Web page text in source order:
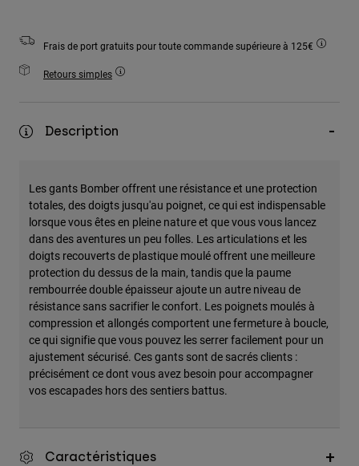
Tous les accessoires
Sacs et sacs à dos
Voir tout
Frais de port gratuits pour toute commande supérieure à 125€
Retours simples
Description
Les gants Bomber offrent une résistance et une protection
totales, des doigts jusqu'au poignet, ce qui est indispensable
lorsque vous êtes en pleine nature et que vous vous lancez
dans des aventures un peu folles. Les articulations et les
doigts recouverts de plastique moulé offrent une meilleure
protection du dessus de la main, tandis que la paume
rembourrée double épaisseur ajoute un autre niveau de
résistance sans sacrifier le confort. Les poignets moulés à
compression et allongés comportent une fermeture à boucle,
ce qui signifie que vous pouvez les serrer facilement pour un
ajustement sécurisé. Ces gants sont de sacrés clients :
précisément ce dont vous avez besoin pour accompagner
vos escapades hors des sentiers battus.
Caractéristiques